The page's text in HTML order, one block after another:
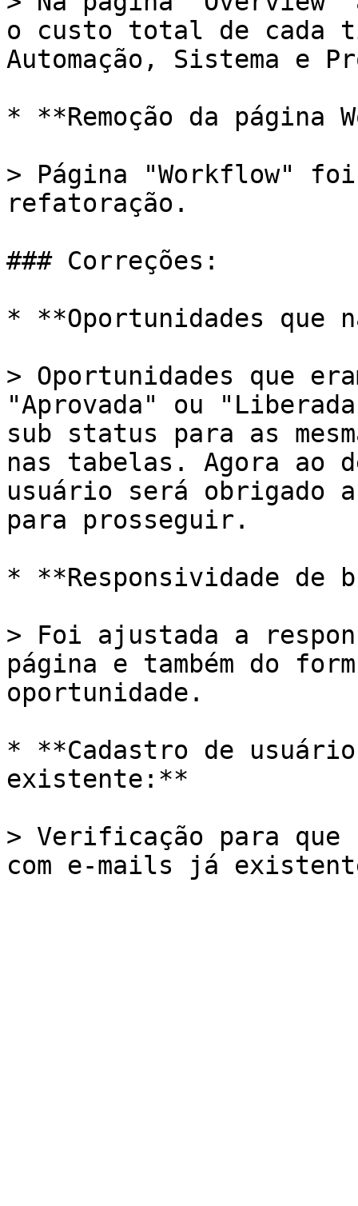
o custo total de cada
Automação, Sistema e
* **Remoção da página
> Página "Workflow"
refatoração.
### Correções:
* **Oportunidades que
> Oportunidades que
"Aprovada" ou
sub status para as
nas tabelas. Agora ao
usuário será obrigado
para prosseguir.
* **Responsividade de
> Foi ajustada a
página e também do
oportunidade.
* **Cadastro de
existente:**
> Verificação para que